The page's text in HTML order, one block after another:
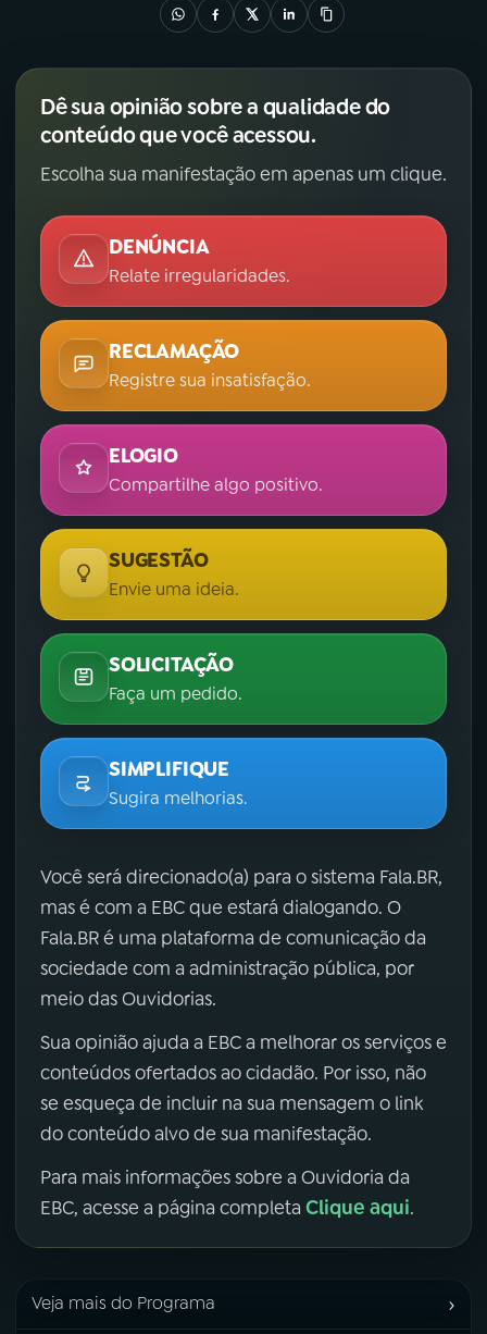
Dê sua opinião sobre a qualidade do
conteúdo que você acessou.
Escolha sua manifestação em apenas um clique.
DENÚNCIA
Relate irregularidades.
RECLAMAÇÃO
Registre sua insatisfação.
ELOGIO
Compartilhe algo positivo.
SUGESTÃO
Envie uma ideia.
SOLICITAÇÃO
Faça um pedido.
SIMPLIFIQUE
Sugira melhorias.
Você será direcionado(a) para o sistema Fala.BR,
mas é com a EBC que estará dialogando. O
Fala.BR é uma plataforma de comunicação da
sociedade com a administração pública, por
meio das Ouvidorias.
Sua opinião ajuda a EBC a melhorar os serviços e
conteúdos ofertados ao cidadão. Por isso, não
se esqueça de incluir na sua mensagem o link
do conteúdo alvo de sua manifestação.
Para mais informações sobre a Ouvidoria da
EBC, acesse a página completa Clique aqui.
Veja mais do Programa ›